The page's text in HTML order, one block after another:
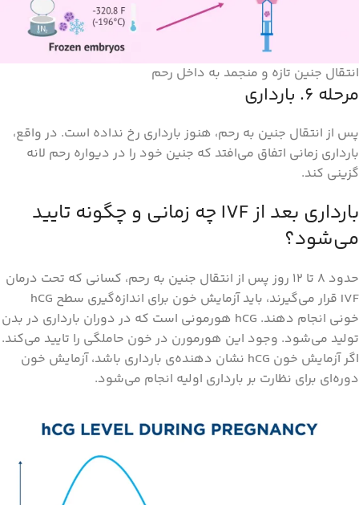
انتقال جنین تازه و منجمد به داخل رحم
مرحله ۶. بارداری
پس از انتقال جنین به رحم، هنوز بارداری رخ نداده است. در واقع،
بارداری زمانی اتفاق می‌افتد که جنین خود را در دیواره رحم لانه
گزینی کند.
بارداری بعد از IVF چه زمانی و چگونه تایید
می‌شود؟
حدود 8 تا 12 روز پس از انتقال جنین به رحم، کسانی که تحت درمان
IVF قرار می‌گیرند، باید آزمایش خون برای اندازه‌گیری سطح hCG
خونی انجام دهند. hCG هورمونی است که در دوران بارداری در بدن
تولید می‌شود. وجود این هورمورن در خون حاملگی را تایید می‌کند.
اگر آزمایش خون hCG نشان دهنده‌ی بارداری باشد، آزمایش خون
دوره‌ای برای نظارت بر بارداری اولیه انجام می‌شود.